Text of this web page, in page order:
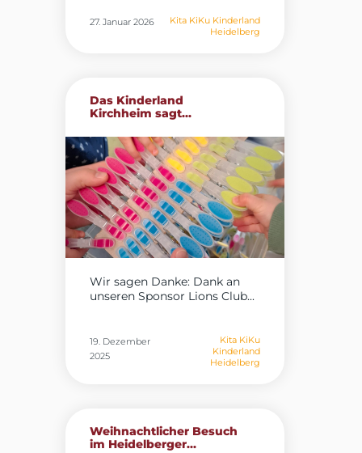
27. Januar 2026
Kita KiKu Kinderland
Heidelberg
Das Kinderland
Kirchheim sagt...
Wir sagen Danke: Dank an
unseren Sponsor Lions Club...
19. Dezember
2025
Kita KiKu
Kinderland
Heidelberg
Weihnachtlicher Besuch
im Heidelberger...